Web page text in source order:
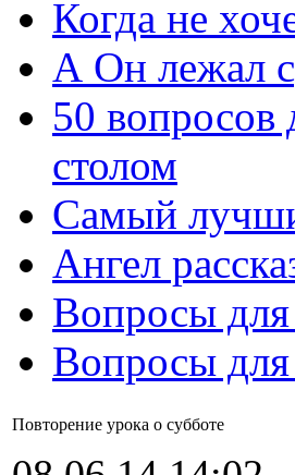
Когда не
А Он лежал
50 вопросов
столом
Самый
Ангел
Вопросы для
Вопросы
Повторение урока о субботе